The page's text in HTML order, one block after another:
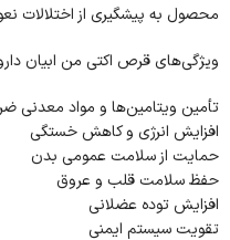
محصول به پیشگیری از اختلالات
ویژگی‌های قرص اکتی من ابیان
تأمین ویتامین‌ها و مواد معدنی
افزایش انرژی و کاهش خستگی
حمایت از سلامت عمومی بدن
حفظ سلامت قلب و عروق
افزایش توده عضلانی
تقویت سیستم ایمنی